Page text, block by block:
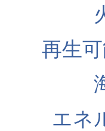
再生
エネ